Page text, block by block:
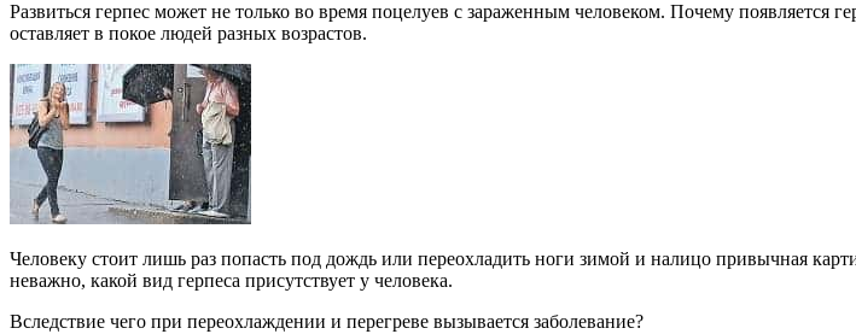
Развиться герпес может не только во время поцелуев с зараженным человеком. Почему появляется
оставляет в покое людей разных возрастов.
Человеку стоит лишь раз попасть под дождь или переохладить ноги зимой и налицо привычная
неважно, какой вид герпеса присутствует у человека.
Вследствие чего при переохлаждении и перегреве вызывается заболевание?